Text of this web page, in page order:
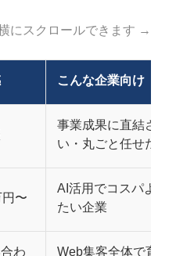
運用を外注すべきなのか
代行を依頼すべき？内
ス・個人へのYouTube
での流れ【5ステッ
にスクロールできます →
こんな企業向け
事業成果に直結させ
い・丸ごと任せたい
円〜
AI活用でコスパよく
たい企業
わ Web集客全体で育て